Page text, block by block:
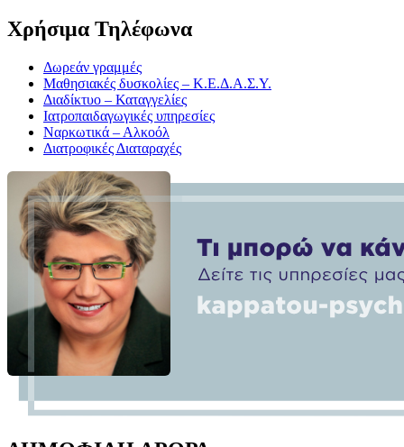
Χρήσιμα Τηλέφωνα
Δωρεάν γραμμές
Μαθησιακές δυσκολίες – Κ.Ε.Δ.Α.Σ.Υ.
Διαδίκτυο – Καταγγελίες
Ιατροπαιδαγωγικές υπηρεσίες
Ναρκωτικά – Αλκοόλ
Διατροφικές Διαταραχές